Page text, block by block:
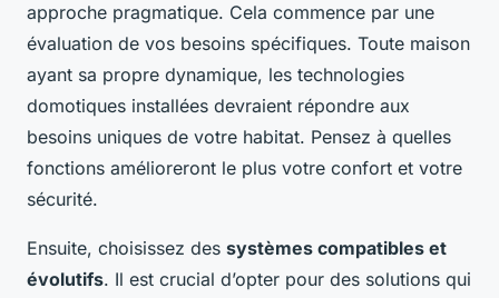
approche pragmatique. Cela commence par une
évaluation de vos besoins spécifiques. Toute maison
ayant sa propre dynamique, les technologies
domotiques installées devraient répondre aux
besoins uniques de votre habitat. Pensez à quelles
fonctions amélioreront le plus votre confort et votre
sécurité.
Ensuite, choisissez des systèmes compatibles et
évolutifs. Il est crucial d’opter pour des solutions qui